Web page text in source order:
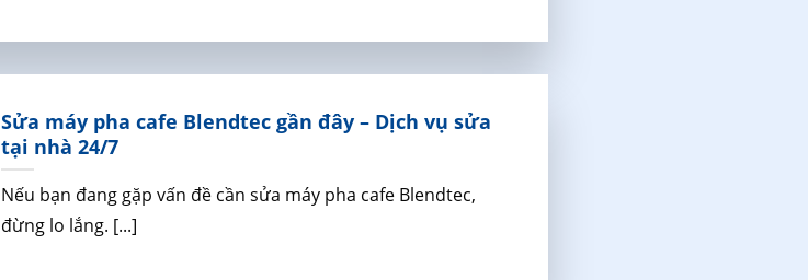
Sửa máy pha cafe Blendtec gần đây – Dịch vụ sửa
tại nhà 24/7
Nếu bạn đang gặp vấn đề cần sửa máy pha cafe Blendtec,
đừng lo lắng. [...]